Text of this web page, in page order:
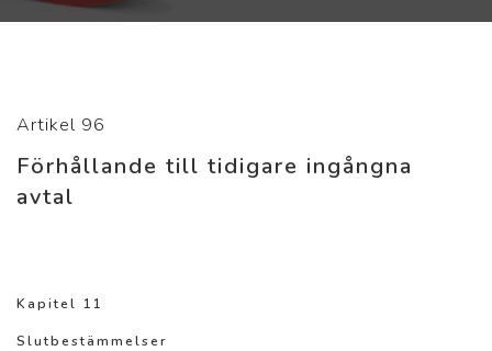
Artikel 96
Förhållande till tidigare ingångna
avtal
Kapitel 11
Slutbestämmelser